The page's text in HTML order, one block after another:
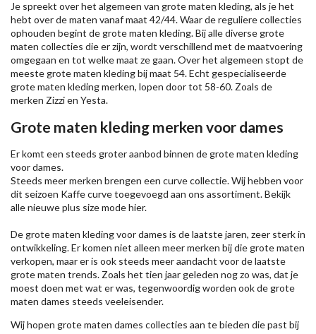
Je spreekt over het algemeen van grote maten kleding, als je het
hebt over de maten vanaf maat 42/44. Waar de reguliere collecties
ophouden begint de grote maten kleding. Bij alle diverse grote
maten collecties die er zijn, wordt verschillend met de maatvoering
omgegaan en tot welke maat ze gaan. Over het algemeen stopt de
meeste grote maten kleding bij maat 54. Echt gespecialiseerde
grote maten kleding merken, lopen door tot 58-60. Zoals de
merken Zizzien Yesta.
Grote maten kleding merken voor dames
Er komt een steeds groter aanbod binnen de grote maten kleding
voor dames.
Steeds meer merken brengen een curve collectie. Wij hebben voor
dit seizoen Kaffecurve toegevoegd aan ons assortiment. Bekijk
alle nieuweplus size modehier.
De grote maten kleding voor dames is de laatste jaren, zeer sterk in
ontwikkeling. Er komen niet alleen meer merken bij die grote maten
verkopen, maar er is ook steeds meer aandacht voor de laatste
grote maten trends. Zoals het tien jaar geleden nog zo was, dat je
moest doen met wat er was, tegenwoordig worden ook de grote
maten dames steeds veeleisender.
Wij hopen grote maten dames collecties aan te bieden die past bij